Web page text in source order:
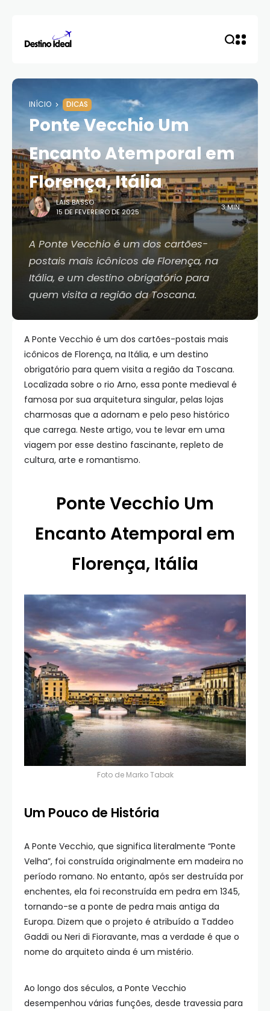
INÍCIO DICAS
Ponte Vecchio Um
Encanto Atemporal em
Florença, Itália
LAIS BASSO
15 DE FEVEREIRO DE 2025
3 MIN.
A Ponte Vecchio é um dos cartões-
postais mais icônicos de Florença, na
Itália, e um destino obrigatório para
quem visita a região da Toscana.
A Ponte Vecchio é um dos cartões-postais mais
icônicos de Florença, na Itália, e um destino
obrigatório para quem visita a região da Toscana.
Localizada sobre o rio Arno, essa ponte medieval é
famosa por sua arquitetura singular, pelas lojas
charmosas que a adornam e pelo peso histórico
que carrega. Neste artigo, vou te levar em uma
viagem por esse destino fascinante, repleto de
cultura, arte e romantismo.
Ponte Vecchio Um
Encanto Atemporal em
Florença, Itália
Foto de Marko Tabak
Um Pouco de História
A Ponte Vecchio, que significa literalmente “Ponte
Velha”, foi construída originalmente em madeira no
período romano. No entanto, após ser destruída por
enchentes, ela foi reconstruída em pedra em 1345,
tornando-se a ponte de pedra mais antiga da
Europa. Dizem que o projeto é atribuído a Taddeo
Gaddi ou Neri di Fioravante, mas a verdade é que o
nome do arquiteto ainda é um mistério.
Ao longo dos séculos, a Ponte Vecchio
desempenhou várias funções, desde travessia para